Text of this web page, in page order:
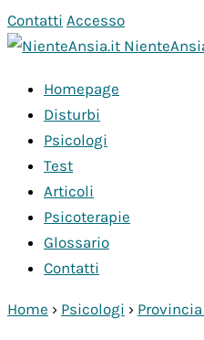
Vai
al
Contatti Accesso
Homepage
Disturbi
Psicologi
Test
Articoli
Psicoterapie
Glossario
Contatti
Home › Psicologi ›